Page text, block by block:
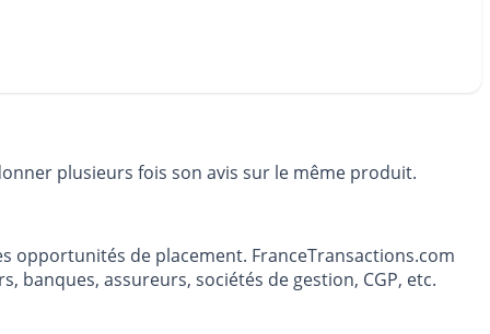
plusieurs fois son avis sur le même produit.
opportunités de placement. FranceTransactions.com
banques, assureurs, sociétés de gestion, CGP, etc.